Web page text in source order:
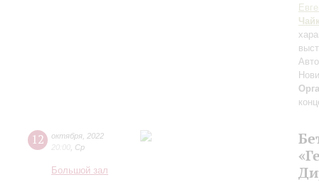
12 октября 2022
20:00 Ср
Большой зал